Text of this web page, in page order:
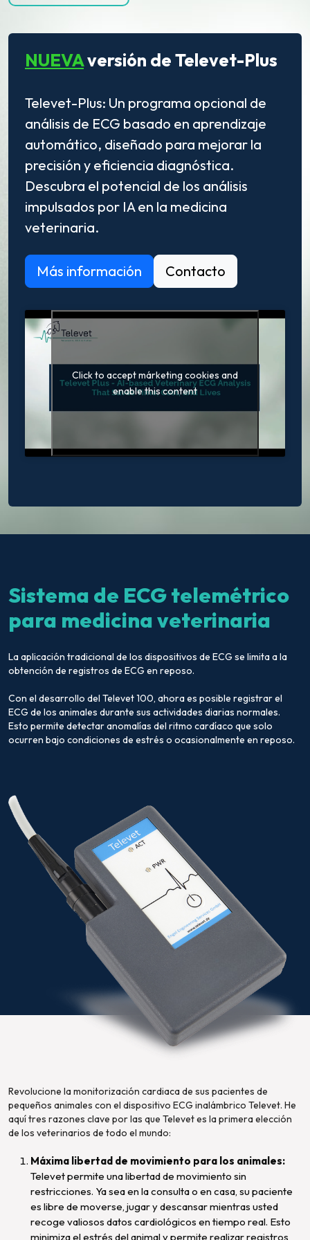
NUEVAversión de Televet-Plus
Televet-Plus: Un programa opcional de
análisis de ECG basado en aprendizaje
automático, diseñado para mejorar la
precisión y eficiencia diagnóstica.
Descubra el potencial de los análisis
impulsados por IA en la medicina
veterinaria.
Más información Contacto
Click to accept márketing cookies and
enable this content
Sistema de ECG telemétrico
para medicina veterinaria
La aplicación tradicional de los dispositivos de ECG se limita a la
obtención de registros de ECG en reposo.
Con el desarrollo del Televet 100, ahora es posible registrar el
ECG de los animales durante sus actividades diarias normales.
Esto permite detectar anomalías del ritmo cardíaco que solo
ocurren bajo condiciones de estrés o ocasionalmente en reposo.
Revolucione la monitorización cardiaca de sus pacientes de
pequeños animales con el dispositivo ECG inalámbrico Televet. He
aquí tres razones clave por las que Televet es la primera elección
de los veterinarios de todo el mundo:
Máxima libertad de movimiento para los animales:
Televet permite una libertad de movimiento sin
restricciones. Ya sea en la consulta o en casa, su paciente
es libre de moverse, jugar y descansar mientras usted
recoge valiosos datos cardiológicos en tiempo real. Esto
minimiza el estrés del animal y permite realizar registros